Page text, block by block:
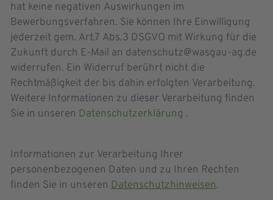
hat keine negativen Auswirkungen im
Bewerbungsverfahren. Sie können Ihre Einwilligung
jederzeit gem. Art.7 Abs.3 DSGVO mit Wirkung für die
Zukunft durch E-Mail an datenschutz@wasgau-ag.de
widerrufen. Ein Widerruf berührt nicht die
Rechtmäßigkeit der bis dahin erfolgten Verarbeitung.
Weitere Informationen zu dieser Verarbeitung finden
Sie in unseren Datenschutzerklärung .
Informationen zur Verarbeitung Ihrer
personenbezogenen Daten und zu Ihren Rechten
finden Sie in unseren Datenschutzhinweisen.